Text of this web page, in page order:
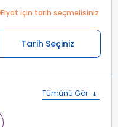
Fiyat için tarih seçmelisiniz
Tarih Seçiniz
Tümünü Gör